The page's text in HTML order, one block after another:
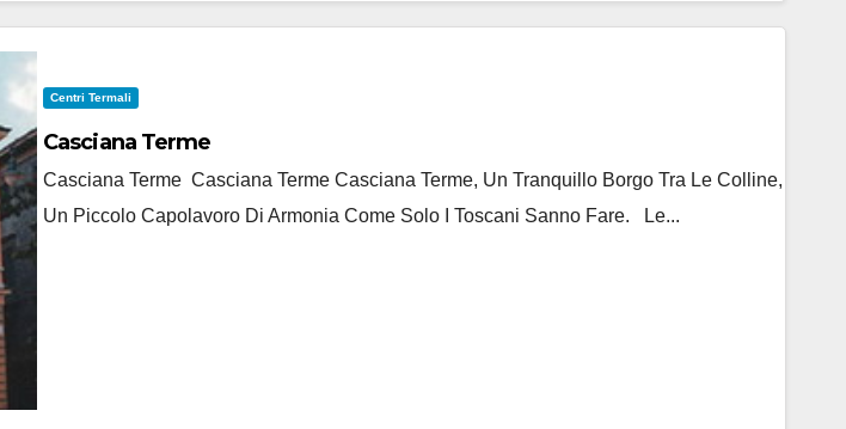
Centri Termali
Casciana Terme
Casciana Terme Casciana Terme Casciana Terme, Un Tranquillo Borgo Tra Le Colline,
Un Piccolo Capolavoro Di Armonia Come Solo I Toscani Sanno Fare. Le...